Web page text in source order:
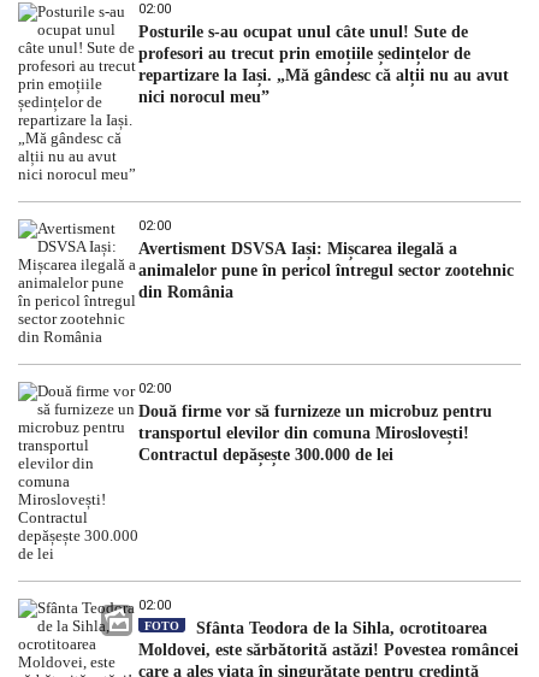
02:00
Posturile s-au ocupat unul câte unul! Sute de
profesori au trecut prin emoțiile ședințelor de
repartizare la Iași. „Mă gândesc că alții nu au avut
nici norocul meu”
02:00
Avertisment DSVSA Iași: Mișcarea ilegală a
animalelor pune în pericol întregul sector zootehnic
din România
02:00
Două firme vor să furnizeze un microbuz pentru
transportul elevilor din comuna Miroslovești!
Contractul depășește 300.000 de lei
02:00
FOTO
Sfânta Teodora de la Sihla, ocrotitoarea
Moldovei, este sărbătorită astăzi! Povestea româncei
care a ales viața în singurătate pentru credință